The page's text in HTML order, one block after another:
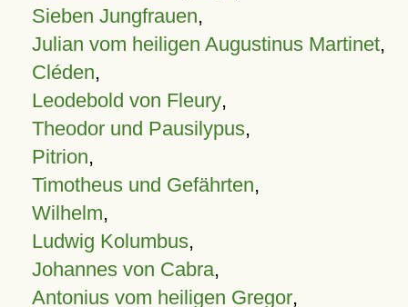
Sieben Jungfrauen,
Julian vom heiligen Augustinus Martinet,
Cléden,
Leodebold von Fleury,
Theodor und Pausilypus,
Pitrion,
Timotheus und Gefährten,
Wilhelm,
Ludwig Kolumbus,
Johannes von Cabra,
Antonius vom heiligen Gregor,